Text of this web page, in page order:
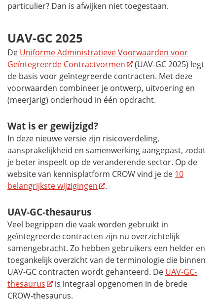
particulier? Dan is afwijken niet toegestaan.
UAV-GC 2025
De Uniforme Administratieve Voorwaarden voor
Geïntegreerde Contractvormen
(UAV-GC 2025) legt
de basis voor geïntegreerde contracten. Met deze
voorwaarden combineer je ontwerp, uitvoering en
(meerjarig) onderhoud in één opdracht.
Wat is er gewijzigd?
In deze nieuwe versie zijn risicoverdeling,
aansprakelijkheid en samenwerking aangepast, zodat
je beter inspeelt op de veranderende sector. Op de
website van kennisplatform CROW vind je de 10
belangrijkste wijzigingen
.
UAV-GC-thesaurus
Veel begrippen die vaak worden gebruikt in
geïntegreerde contracten zijn nu overzichtelijk
samengebracht. Zo hebben gebruikers een helder en
toegankelijk overzicht van de terminologie die binnen
UAV-GC contracten wordt gehanteerd. De UAV-GC-
thesaurus
is integraal opgenomen in de brede
CROW-thesaurus.